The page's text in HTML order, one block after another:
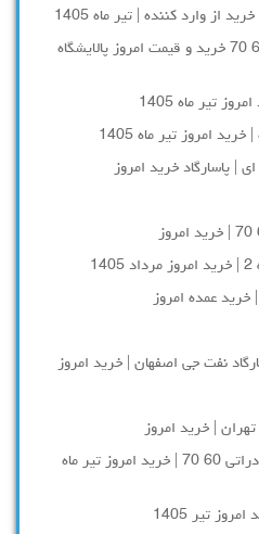
از وارد کننده | تیر ماه 1405
فروش قیر در کرج | 60 70 خرید و قیمت امروز پالایشگاه
تیر ماه 1405
امروز تیر ماه 1405
| پاسارگاد خرید امروز
عمده امروز
| خرید امروز
قیمت قیر بشکه ای صادراتی 60 70 | خرید امروز تیر ماه
تیر 1405